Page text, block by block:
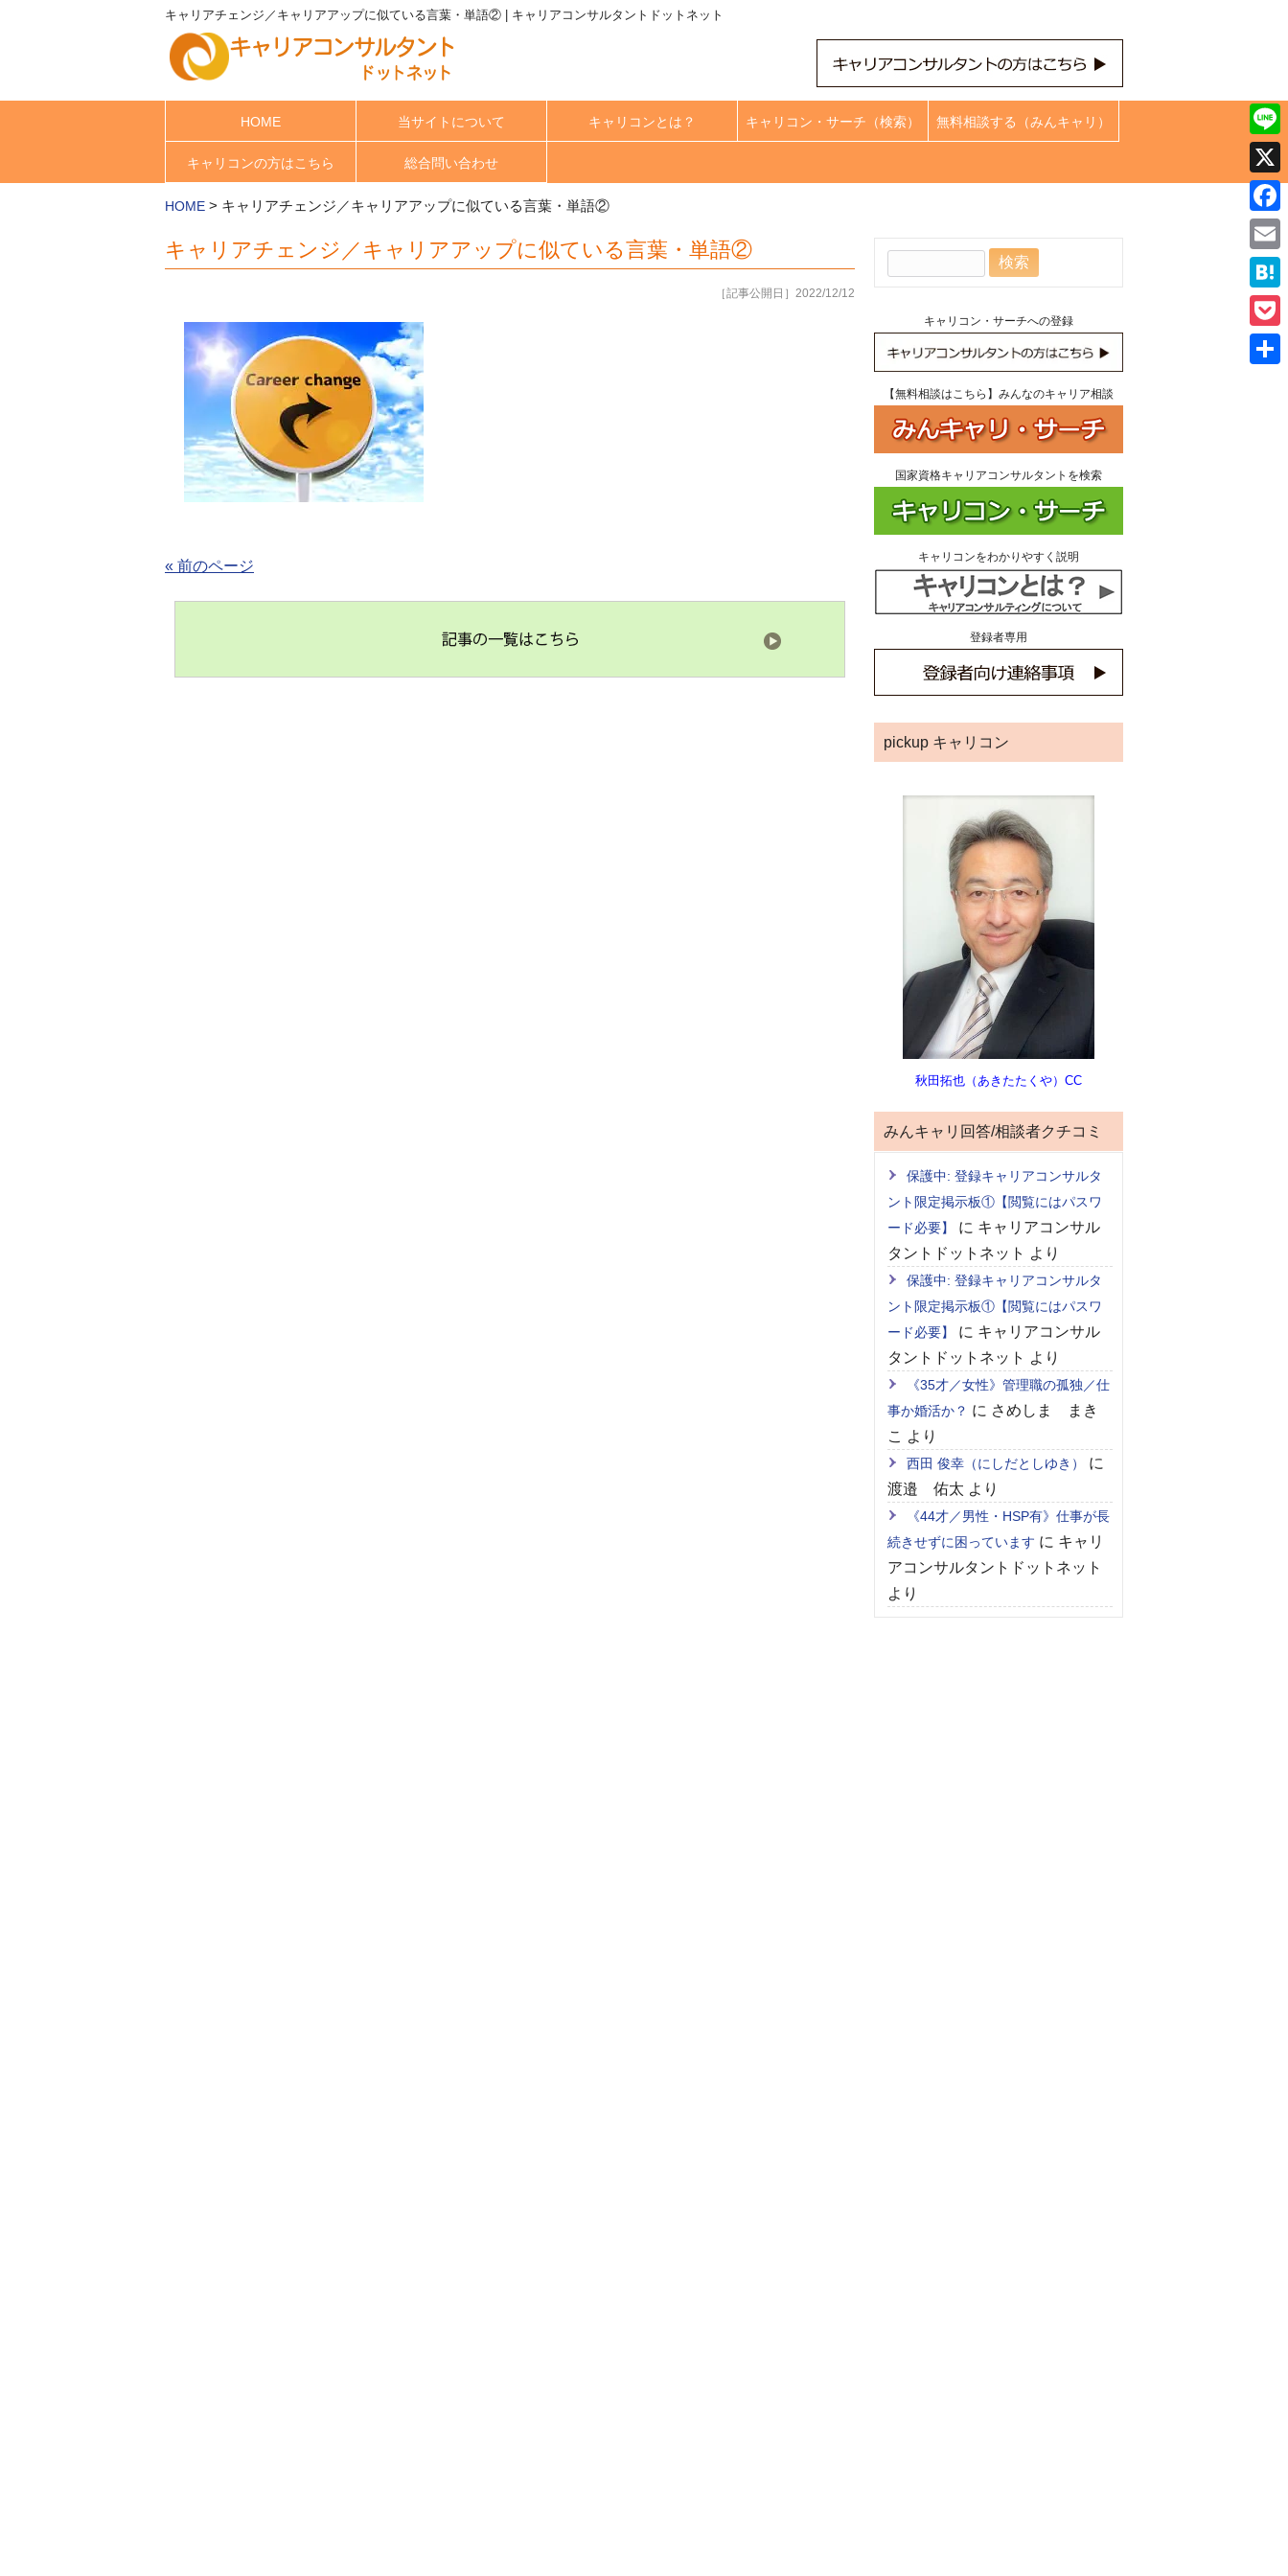
キャリアチェンジ／キャリアアップに似ている言葉・単語② | キャリアコンサルタントドットネット
HOME 当サイトについて キャリコンとは？ キャリコン・サーチ（検索） 無料相談する（みんキャリ）
キャリコンの方はこちら 総合問い合わせ
HOME > キャリアチェンジ／キャリアアップに似ている言葉・単語②
キャリアチェンジ／キャリアアップに似ている言葉・単語②
［記事公開日］2022/12/12
« 前のページ
キャリコン・サーチへの登録
【無料相談はこちら】みんなのキャリア相談
国家資格キャリアコンサルタントを検索
キャリコンをわかりやすく説明
登録者専用
pickup キャリコン
秋田拓也（あきたたくや）CC
みんキャリ回答/相談者クチコミ
保護中: 登録キャリアコンサルタ
ント限定掲示板①【閲覧にはパスワ
ード必要】
に キャリアコンサル
タントドットネット より
保護中: 登録キャリアコンサルタ
ント限定掲示板①【閲覧にはパスワ
ード必要】
に キャリアコンサル
タントドットネット より
《35才／女性》管理職の孤独／仕
事か婚活か？ に さめしま まき
こ より
西田 俊幸（にしだとしゆき）
に
渡邉 佑太 より
《44才／男性・HSP有》仕事が長
続きせずに困っています に キャリ
アコンサルタントドットネット
より
Line
X
Email